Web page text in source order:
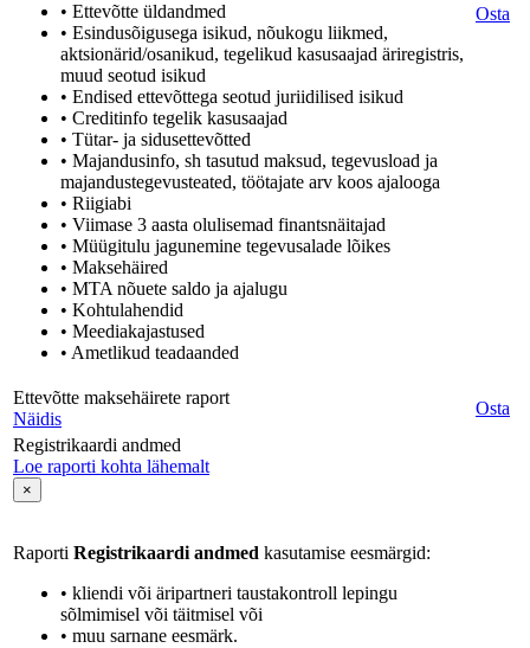
• Ettevõtte üldandmed
• Esindusõigusega isikud, nõukogu liikmed,
aktsionärid/osanikud, tegelikud kasusaajad äriregistris,
muud seotud isikud
• Endised ettevõttega seotud juriidilised isikud
• Creditinfo tegelik kasusaajad
• Tütar- ja sidusettevõtted
• Majandusinfo, sh tasutud maksud, tegevusload ja
majandustegevusteated, töötajate arv koos ajalooga
• Riigiabi
• Viimase 3 aasta olulisemad finantsnäitajad
• Müügitulu jagunemine tegevusalade lõikes
• Maksehäired
• MTA nõuete saldo ja ajalugu
• Kohtulahendid
• Meediakajastused
• Ametlikud teadaanded
Osta
Ettevõtte maksehäirete raport
Näidis
Osta
Registrikaardi andmed
Loe raporti kohta lähemalt
×
Raporti Registrikaardi andmed kasutamise eesmärgid:
• kliendi või äripartneri taustakontroll lepingu
sõlmimisel või täitmisel või
• muu sarnane eesmärk.